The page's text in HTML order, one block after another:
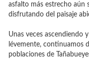
asfalto más estrecho aún
disfrutando del paisaje
Unas veces ascendiendo
lévemente, continuamos
poblaciones de